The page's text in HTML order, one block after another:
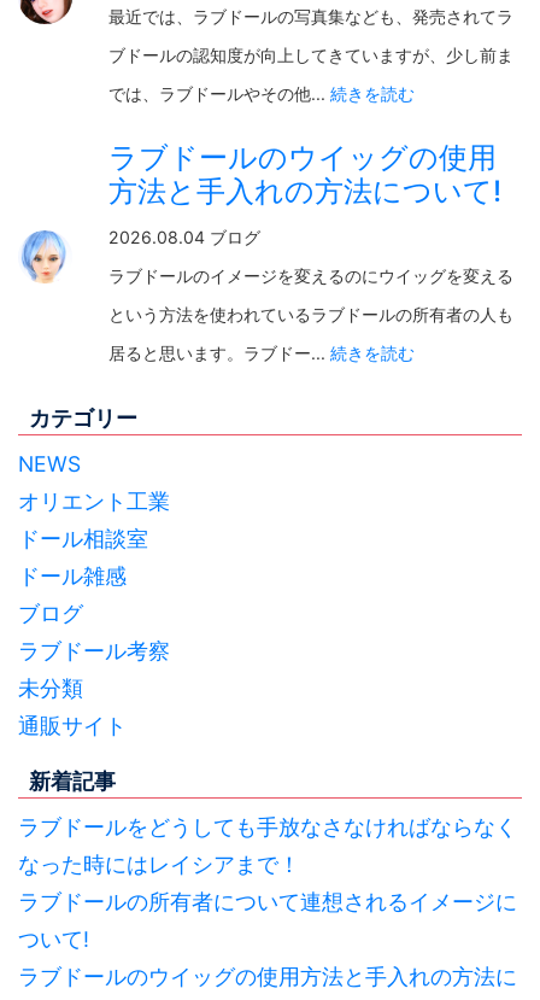
最近では、ラブドールの写真集なども、発売されてラ
ブドールの認知度が向上してきていますが、少し前ま
では、ラブドールやその他... 続きを読む
ラブドールのウイッグの使用
方法と手入れの方法について!
2026.08.04 ブログ
ラブドールのイメージを変えるのにウイッグを変える
という方法を使われているラブドールの所有者の人も
居ると思います。ラブドー... 続きを読む
カテゴリー
NEWS
オリエント工業
ドール相談室
ドール雑感
ブログ
ラブドール考察
未分類
通販サイト
新着記事
ラブドールをどうしても手放なさなければならなく
なった時にはレイシアまで！
ラブドールの所有者について連想されるイメージに
ついて!
ラブドールのウイッグの使用方法と手入れの方法に